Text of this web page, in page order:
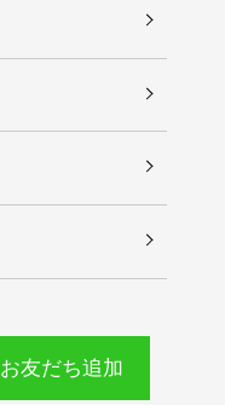
お友だち追加